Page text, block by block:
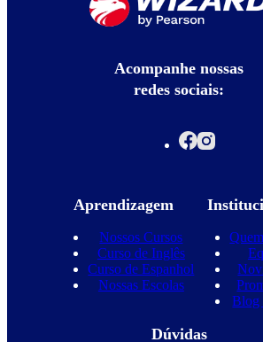
Acompanhe nossas
redes sociais:
Aprendizagem
Nossos Cursos
Curso de Inglês
Curso de Espanhol
Nossas Escolas
Blog
Dúvidas